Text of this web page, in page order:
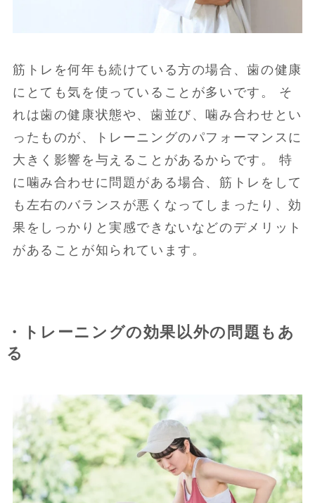
筋トレを何年も続けている方の場合、歯の健康
にとても気を使っていることが多いです。 そ
れは歯の健康状態や、歯並び、噛み合わせとい
ったものが、トレーニングのパフォーマンスに
大きく影響を与えることがあるからです。 特
に噛み合わせに問題がある場合、筋トレをして
も左右のバランスが悪くなってしまったり、効
果をしっかりと実感できないなどのデメリット
があることが知られています。
・トレーニングの効果以外の問題もあ
る